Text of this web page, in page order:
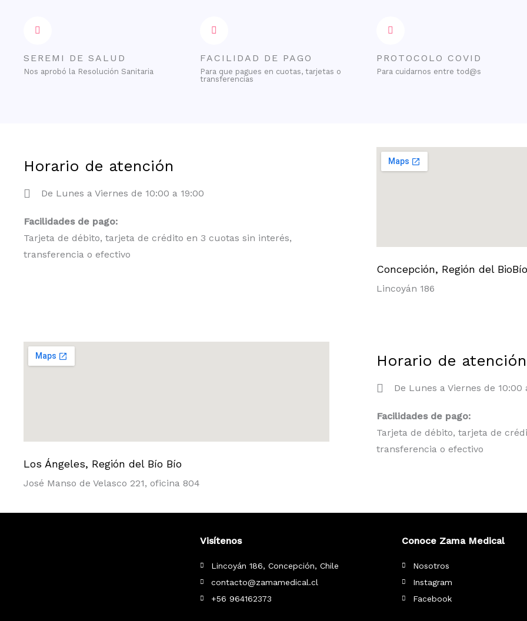
SEREMI DE SALUD
Nos aprobó la Resolución Sanitaria
FACILIDAD DE PAGO
Para que pagues en cuotas, tarjetas o
transferencias
PROTOCOLO COVID
Para cuidarnos entre tod@s
Horario de atención
De Lunes a Viernes de 10:00 a 19:00
Facilidades de pago:
Tarjeta de débito, tarjeta de crédito en 3 cuotas sin interés,
transferencia o efectivo
Concepción, Región del BioBío
Lincoyán 186
Los Ángeles, Región del Bío Bío
José Manso de Velasco 221, oficina 804
Horario de atención
De Lunes a Viernes de 10:00
Facilidades de pago:
Tarjeta de débito, tarjeta de
transferencia o efectivo
Visítenos
Lincoyán 186, Concepción, Chile
contacto@zamamedical.cl
+56 964162373
Conoce Zama Medical
Nosotros
Instagram
Facebook